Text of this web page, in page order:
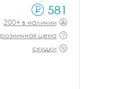
581
200+ в наличии
розничная цена
скидки